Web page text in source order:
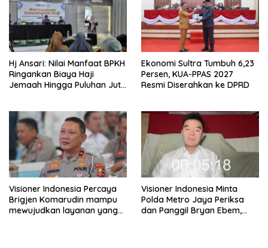
Hj Ansari: Nilai Manfaat BPKH
Ringankan Biaya Haji
Jemaah Hingga Puluhan Juta
Ekonomi Sultra Tumbuh 6,23
Persen, KUA-PPAS 2027
Resmi Diserahkan ke DPRD
Visioner Indonesia Percaya
Brigjen Komarudin mampu
mewujudkan layanan yang
Visioner Indonesia Minta
Polda Metro Jaya Periksa
dan Panggil Bryan Ebem,